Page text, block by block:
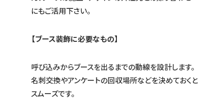
にもご活用下さい。
【ブース装飾に必要なもの】
呼び込みからブースを出るまでの動線を設計します。
名刺交換やアンケートの回収場所などを決めておくと
スムーズです。